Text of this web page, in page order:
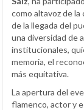
como altavoz de la
de la llegada del
una diversidad de
institucionales,
memoria, el
más equitativa.
La apertura del
flamenco, actor y